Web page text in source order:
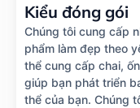
Kiểu đóng gói
Chúng tôi cung cấp
phẩm làm đẹp theo
thể cung cấp chai,
giúp bạn phát triển
thể của bạn. Chúng